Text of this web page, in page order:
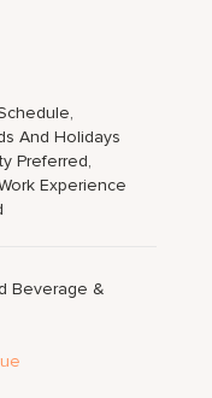
And Holidays
Preferred,
Experience
Beverage &